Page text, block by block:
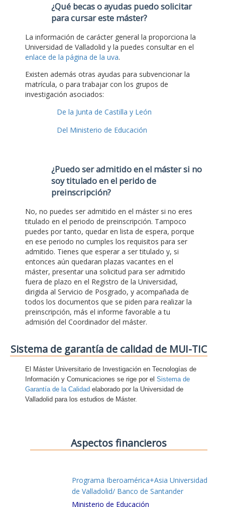
¿Qué becas o ayudas puedo solicitar
para cursar este máster?
La información de carácter general la proporciona la
Universidad de Valladolid y la puedes consultar en el
enlace de la página de la uva.
Existen además otras ayudas para subvencionar la
matrícula, o para trabajar con los grupos de
investigación asociados:
De la Junta de Castilla y León
Del Ministerio de Educación
¿Puedo ser admitido en el máster si no
soy titulado en el perido de
preinscripción?
No, no puedes ser admitido en el máster si no eres
titulado en el periodo de preinscripción. Tampoco
puedes por tanto, quedar en lista de espera, porque
en ese periodo no cumples los requisitos para ser
admitido. Tienes que esperar a ser titulado y, si
entonces aún quedaran plazas vacantes en el
máster, presentar una solicitud para ser admitido
fuera de plazo en el Registro de la Universidad,
dirigida al Servicio de Posgrado, y acompañada de
todos los documentos que se piden para realizar la
preinscripción, más el informe favorable a tu
admisión del Coordinador del máster.
Sistema de garantía de calidad de MUI-TIC
El Máster Universitario de Investigación en Tecnologías de
Información y Comunicaciones se rige por el Sistema de
Garantía de la Calidad elaborado por la Universidad de
Valladolid para los estudios de Máster.
Aspectos financieros
Programa Iberoamérica+Asia Universidad
de Valladolid/ Banco de Santander
Ministerio de Educación